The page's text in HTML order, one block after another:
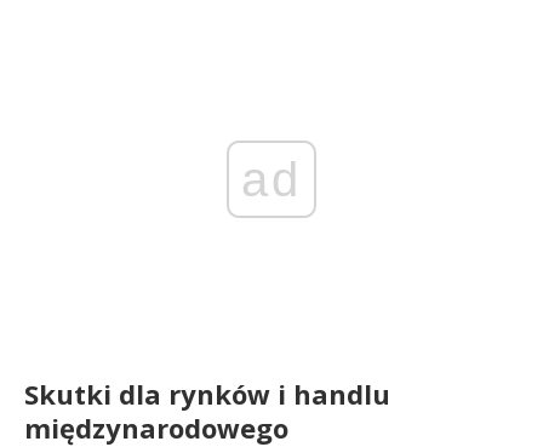
ad
Skutki dla rynków i handlu
międzynarodowego